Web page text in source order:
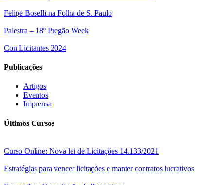
Felipe Boselli na Folha de S. Paulo
Palestra – 18º Pregão Week
Con Licitantes 2024
Publicações
Artigos
Eventos
Imprensa
Últimos Cursos
Curso Online: Nova lei de Licitações 14.133/2021
Estratégias para vencer licitações e manter contratos lucrativos